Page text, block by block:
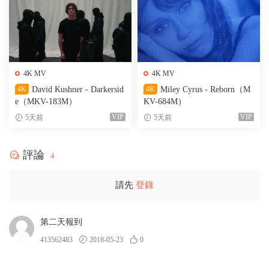
4K MV
4K
David Kushner - Darkersid
e（MKV-183M）
5天前 VIP
4K MV
4K
Miley Cyrus - Reborn（M
KV-684M）
5天前 VIP
評論 4
請先 登錄
第二天報到
413562483 2018-05-23 0